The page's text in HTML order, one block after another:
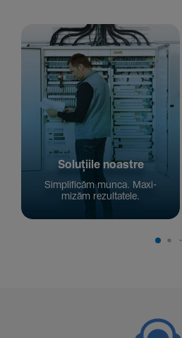
Solu­țiile noastre
Simpli­ficăm munca. Maxi­
mizăm rezul­ta­tele.